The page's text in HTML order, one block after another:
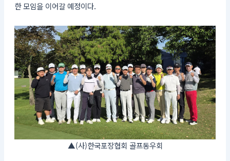
한 모임을 이어갈 예정이다.
▲(사)한국포장협회 골프동우회